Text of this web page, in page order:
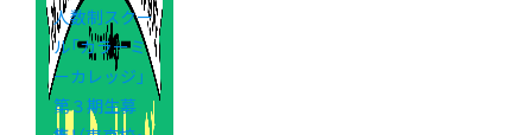
人数制スクー
ル「カラーミ
ーカレッジ」
第３期生募